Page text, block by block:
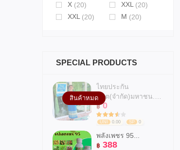
X (20) XXL (20)
XXL (20) M (20)
SPECIAL PRODUCTS
สินค้าหมด
ไทยประกัน
฿ 0
UNI 0.00 SP 0
พลังเพชร 95...
฿ 388